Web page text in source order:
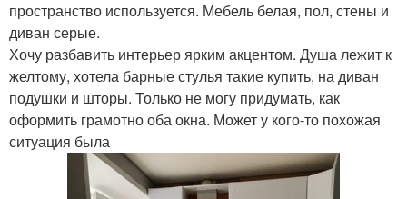
пространство используется. Мебель белая, пол, стены и
диван серые.
Хочу разбавить интерьер ярким акцентом. Душа лежит к
желтому, хотела барные стулья такие купить, на диван
подушки и шторы. Только не могу придумать, как
оформить грамотно оба окна. Может у кого-то похожая
ситуация была